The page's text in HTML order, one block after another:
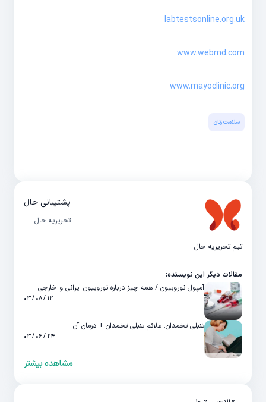
labtestsonline.org.uk
www.webmd.com
www.mayoclinic.org
سلامت زنان
پشتیبانی حال
تحریریه حال
تیم تحریریه حال
مقالات دیگر این نویسنده:
آمپول نوروبیون / همه چیز درباره نوروبیون ایرانی و خارجی
۱۲ / ۰۸ / ۰۳
تنبلی تخمدان: علائم تنبلی تخمدان + درمان آن
۲۴ / ۰۶ / ۰۳
مشاهده بیشتر